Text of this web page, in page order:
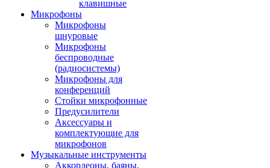
клавишные
Микрофоны
Микрофоны
шнуровые
Микрофоны
беспроводные
(радиосистемы)
Микрофоны для
конференций
Стойки микрофонные
Предусилители
Аксессуары и
комплектующие для
микрофонов
Музыкальные инструменты
Аккордеоны, баяны,